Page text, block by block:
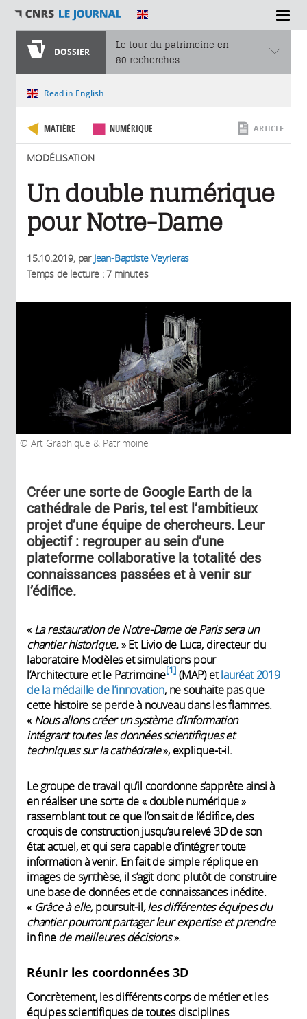
SECTIONS
DOSSIER
Le tour du patrimoine en
80 recherches
Vous êtes ici
Read in English
MATIÈRE NUMÉRIQUE
MODÉLISATION
ARTICLE
Un double numérique
pour Notre-Dame
15.10.2019, par Jean-Baptiste Veyrieras
Temps de lecture : 7 minutes
Art Graphique & Patrimoine
Créer une sorte de Google Earth de la
cathédrale de Paris, tel est l’ambitieux
projet d’une équipe de chercheurs. Leur
objectif : regrouper au sein d’une
plateforme collaborative la totalité des
connaissances passées et à venir sur
l’édifice.
«La restauration de Notre-Dame de Paris sera un
chantier historique.» Et Livio de Luca, directeur du
laboratoire Modèles et simulations pour
l’Architecture et le Patrimoine 1 (MAP) etlauréat 2019
de la médaille de l’innovation, ne souhaite pas que
cette histoire se perde à nouveau dans les flammes.
«Nous allons créer un système d’information
intégrant toutes les données scientifiques et
techniques sur la cathédrale», explique-t-il.
Le groupe de travail qu’il coordonne s’apprête ainsi à
en réaliser une sorte de « double numérique »
rassemblant tout ce que l’on sait de l’édifice, des
croquis de construction jusqu’au relevé 3D de son
état actuel, et qui sera capable d’intégrer toute
information à venir. En fait de simple réplique en
images de synthèse, il s’agit donc plutôt de construire
une base de données et de connaissances inédite.
«Grâce à elle,poursuit-il, les différentes équipes du
chantier pourront partager leur expertise et prendre
in finede meilleures décisions».
Réunir les coordonnées 3D
Concrètement, les différents corps de métier et les
équipes scientifiques de toutes disciplines